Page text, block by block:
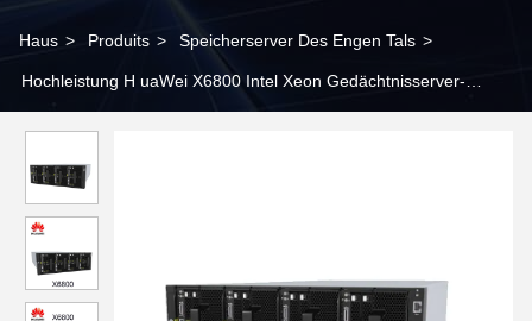
Haus > Produits > Speicherserver Des Engen Tals >
Hochleistung H uaWei X6800 Intel Xeon Gedächtnisserver-